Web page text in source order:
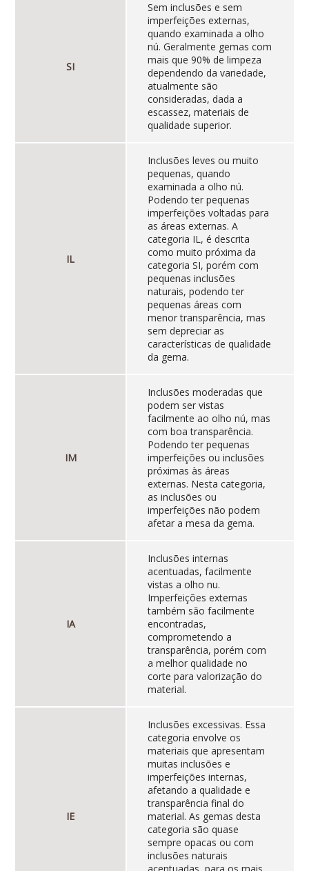
SI
Sem inclusões e sem
imperfeições externas,
quando examinada a olho
nú. Geralmente gemas com
mais que 90% de limpeza
dependendo da variedade,
atualmente são
consideradas, dada a
escassez, materiais de
qualidade superior.
IL
Inclusões leves ou muito
pequenas, quando
examinada a olho nú.
Podendo ter pequenas
imperfeições voltadas para
as áreas externas. A
categoria IL, é descrita
como muito próxima da
categoria SI, porém com
pequenas inclusões
naturais, podendo ter
pequenas áreas com
menor transparência, mas
sem depreciar as
características de qualidade
da gema.
IM
Inclusões moderadas que
podem ser vistas
facilmente ao olho nú, mas
com boa transparência.
Podendo ter pequenas
imperfeições ou inclusões
próximas às áreas
externas. Nesta categoria,
as inclusões ou
imperfeições não podem
afetar a mesa da gema.
IA
Inclusões internas
acentuadas, facilmente
vistas a olho nu.
Imperfeições externas
também são facilmente
encontradas,
comprometendo a
transparência, porém com
a melhor qualidade no
corte para valorização do
material.
IE
Inclusões excessivas. Essa
categoria envolve os
materiais que apresentam
muitas inclusões e
imperfeições internas,
afetando a qualidade e
transparência final do
material. As gemas desta
categoria são quase
sempre opacas ou com
inclusões naturais